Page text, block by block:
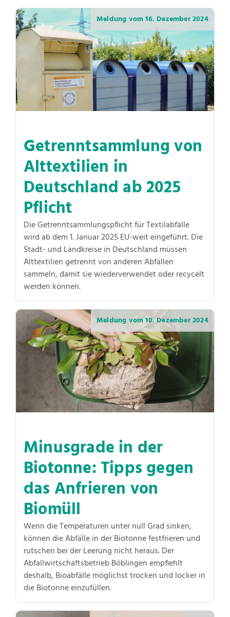
Meldung vom16. Dezember 2024
Getrenntsammlung von
Alttextilien in
Deutschland ab 2025
Pflicht
Die Getrenntsammlungspflicht für Textilabfälle
wird ab dem 1. Januar 2025 EU-weit eingeführt. Die
Stadt- und Landkreise in Deutschland müssen
Alttextilien getrennt von anderen Abfällen
sammeln, damit sie wiederverwendet oder recycelt
werden können.
Meldung vom10. Dezember 2024
Minusgrade in der
Biotonne: Tipps gegen
das Anfrieren von
Biomüll
Wenn die Temperaturen unter null Grad sinken,
können die Abfälle in der Biotonne festfrieren und
rutschen bei der Leerung nicht heraus. Der
Abfallwirtschaftsbetrieb Böblingen empfiehlt
deshalb, Bioabfälle möglichst trocken und locker in
die Biotonne einzufüllen.